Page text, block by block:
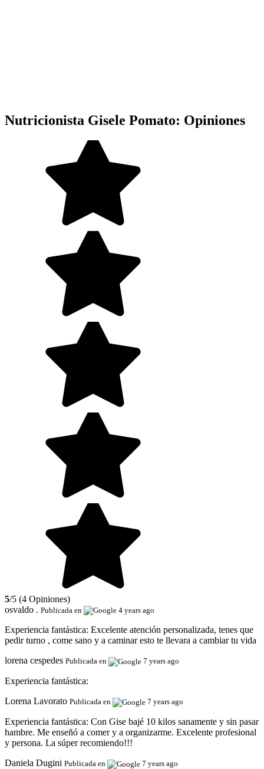
Nutricionista Gisele Pomato: Opiniones
5/5 (4 Opiniones)
osvaldo . Publicada en 4 years ago
Experiencia fantástica: Excelente atención personalizada, tenes que
pedir turno , come sano y a caminar esto te llevara a cambiar tu vida
lorena cespedes Publicada en 7 years ago
Experiencia fantástica:
Lorena Lavorato Publicada en 7 years ago
Experiencia fantástica: Con Gise bajé 10 kilos sanamente y sin pasar
hambre. Me enseñó a comer y a organizarme. Excelente profesional
y persona. La súper recomiendo!!!
Daniela Dugini Publicada en 7 years ago